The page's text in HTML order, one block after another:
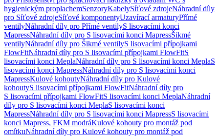
hygienickým proplachemSenzoryKabelySíťové zdrojeNáhradní díly
pro Síťové zdrojeSíťové komponentyUzavírací armaturyPřímé
ventilyNáhradní díly pro Přímé ventilyS lisovacími konci
MapressNáhradní díly pro S lisovacími konci MapressŠikmé
ventilyNáhradní díly pro Šikmé ventilyS lisovacími přípojkami
FlowFitNáhradní díly pro S lisovacími přípojkami FlowFitS
lisovacími konci MeplaNáhradní díly pro S lisovacími konci MeplaS
lisovacími konci MapressNáhradní díly pro S lisovacími konci
MapressKulové kohoutyNáhradní díly pro Kulové
kohoutyS lisovacími přípojkami FlowFitNáhradní díly pro
S lisovacími přípojkami FlowFitS lisovacími konci MeplaNáhradní
díly pro S lisovacími konci MeplaS lisovacími konci
MapressNáhradní díly pro S lisovacími konci MapressS lisovacími
konci Mapress, FKM modráKulové kohouty pro montáž pod
omítkuNáhradní díly pro Kulové kohouty pro montáž pod